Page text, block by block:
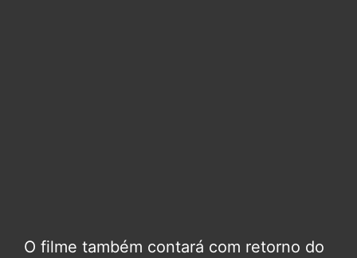
O filme também contará com retorno do